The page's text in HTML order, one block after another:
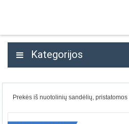
Kategorijos
Prekės iš nuotolinių sandėlių,